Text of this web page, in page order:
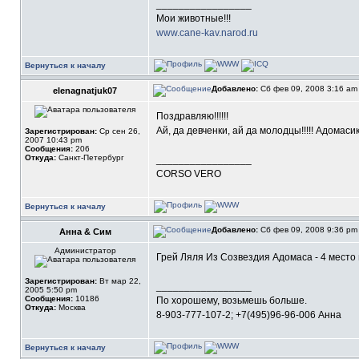
Мои животные!!!
www.cane-kav.narod.ru
Вернуться к началу
elenagnatjuk07 Добавлено: Сб фев 09, 2008 3:16 am
Зарегистрирован: Ср сен 26,
2007 10:43 pm
Сообщения: 206
Откуда: Санкт-Петербург
Поздравляю!!!!!!
Ай, да девченки, ай да молодцы!!!!!
CORSO VERO
Вернуться к началу
Анна & Сим Добавлено: Сб фев 09, 2008 9:36 pm
Администратор
Зарегистрирован: Вт мар 22,
2005 5:50 pm
Сообщения: 10186
Откуда: Москва
Грей Ляля Из Созвездия Адомаса - 4 место
По хорошему, возьмешь больше.
8-903-777-107-2; +7(495)96-96-006 Анна
Вернуться к началу